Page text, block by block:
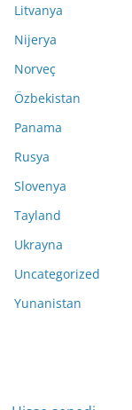
Litvanya
Nijerya
Norveç
Özbekistan
Panama
Rusya
Slovenya
Tayland
Ukrayna
Uncategorized
Yunanistan